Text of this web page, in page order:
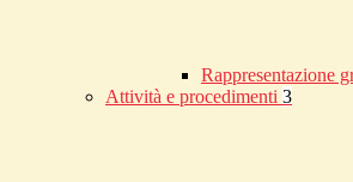
Rappresentazione
Attività e procedimenti 3